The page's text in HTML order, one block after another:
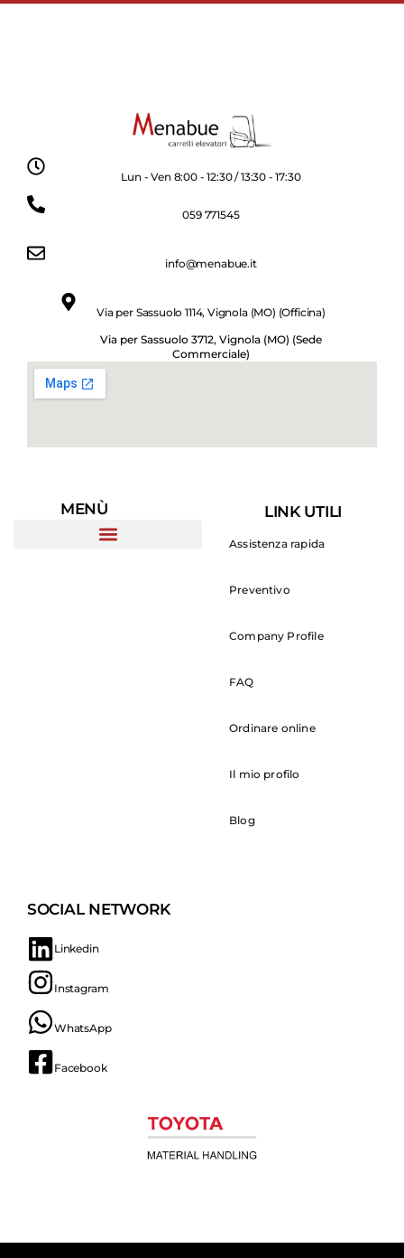
Lun - Ven 8:00 - 12:30 / 13:30 - 17:30
059 771545
info@menabue.it
Via per Sassuolo 1114, Vignola (MO) (Officina)
Via per Sassuolo 3712, Vignola (MO) (Sede
Commerciale)
MENÙ LINK UTILI
Assistenza rapida
Preventivo
Company Profile
FAQ
Ordinare online
Il mio profilo
Blog
SOCIAL NETWORK
Linkedin
Instagram
WhatsApp
Facebook